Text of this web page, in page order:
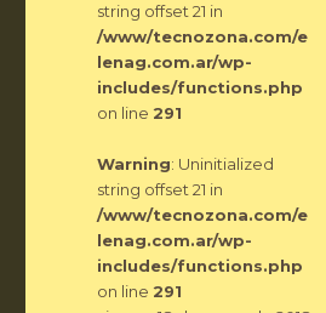
string offset 21 in
/www/tecnozona.com/e
lenag.com.ar/wp-
includes/functions.php
on line 291
Warning: Uninitialized
string offset 21 in
/www/tecnozona.com/e
lenag.com.ar/wp-
includes/functions.php
on line 291